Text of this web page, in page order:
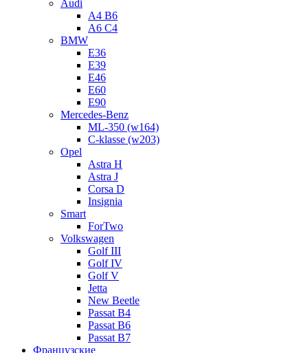
Audi
A4 B6
A6 C4
BMW
E36
E39
E46
E60
E90
Mercedes-Benz
ML-350 (w164)
C-klasse (w203)
Opel
Astra H
Astra J
Corsa D
Insignia
Smart
ForTwo
Volkswagen
Golf III
Golf IV
Golf V
Jetta
New Beetle
Passat B4
Passat B6
Passat B7
Французские